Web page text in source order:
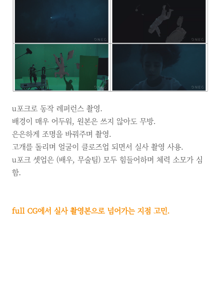
u포크로 동작 레퍼런스 촬영.
배경이 매우 어두워, 원본은 쓰지 않아도 무방.
은은하게 조명을 바꿔주며 촬영.
고개를 돌리며 얼굴이 클로즈업 되면서 실사 촬영 사용.
u포크 셋업은 (배우, 무술팀) 모두 힘들어하며 체력 소모가 심
함.
full CG에서 실사 촬영본으로 넘어가는 지점 고민.